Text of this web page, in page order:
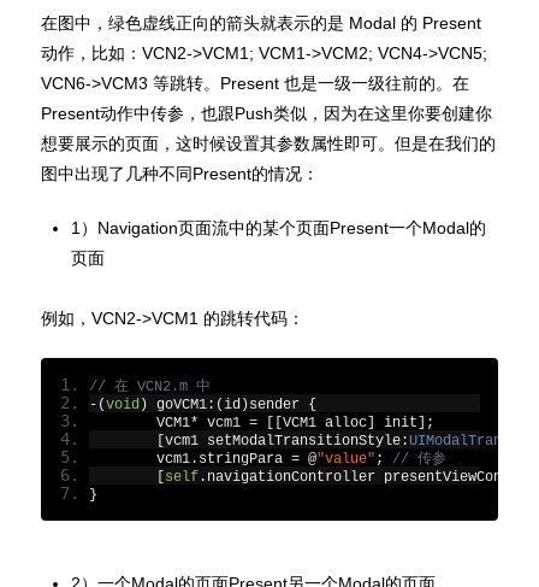
在图中，绿色虚线正向的箭头就表示的是 Modal 的 Present
动作，比如：VCN2->VCM1; VCM1->VCM2; VCN4->VCN5;
VCN6->VCM3 等跳转。Present 也是一级一级往前的。在
Present动作中传参，也跟Push类似，因为在这里你要创建你
想要展示的页面，这时候设置其参数属性即可。但是在我们的
图中出现了几种不同Present的情况：
1）Navigation页面流中的某个页面Present一个Modal的
页面
例如，VCN2->VCM1 的跳转代码：
// 在 VCN2.m 中
-(void ) goVCM1:(id )sender {
	VCM1
* vcm1 = [[VCM1 alloc] init];
[vcm1 setModalTransitionStyle:
	vcm1
. stringPara = @"value" ;
// 传参
[self. navigationController
}
2）一个Modal的页面Present另一个Modal的页面